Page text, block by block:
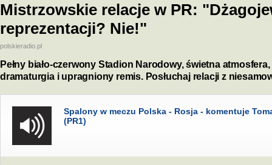
Mistrzowskie relacje w PR:
reprezentacji? Nie!"
polskieradio.pl
Pełny biało-czerwony Stadion Narodowy, świetna
dramaturgia i upragniony remis. Posłuchaj relacji z
Spalony w meczu Polska - Rosja - komentuje
(PR1)